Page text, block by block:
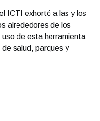
ICTI exhortó a las y los
alrededores de los
de esta herramienta
salud, parques y